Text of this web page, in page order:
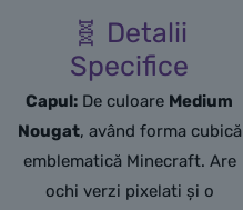
🧬 Detalii
Specifice
Capul: De culoare Medium
Nougat, având forma cubică
emblematică Minecraft. Are
ochi verzi pixelati și o